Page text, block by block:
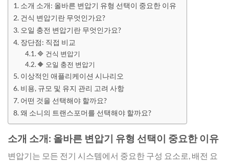
소개 소개: 올바른 변압기 유형 선택이 중요한 이유
건식 변압기란 무엇인가요?
오일 충전 변압기란 무엇인가요?
장단점: 직접 비교
🔷 건식 변압기
🔶 오일 충전 변압기
이상적인 애플리케이션 시나리오
비용, 규모 및 유지 관리 고려 사항
어떤 것을 선택해야 할까요?
왜 소니의 트랜스포머를 선택해야 할까요?
소개 소개: 올바른 변압기 유형 선택이 중요한 이유
변압기는 모든 전기 시스템에서 중요한 구성 요소로, 배전 요